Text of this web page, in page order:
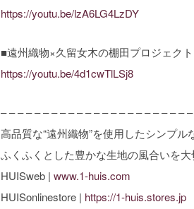
https://youtu.be/lzA6LG4LzDY
■遠州織物×久留女木の棚田プロジェクト
https://youtu.be/4d1cwTlLSj8
– – – – – – – – – – – – – – – – – – – – – –
高品質な“遠州織物”を使用したシンプル
ふくふくとした豊かな生地の風合いを大
HUISweb | www.1-huis.com
HUISonlinestore | https://1-huis.stores.jp